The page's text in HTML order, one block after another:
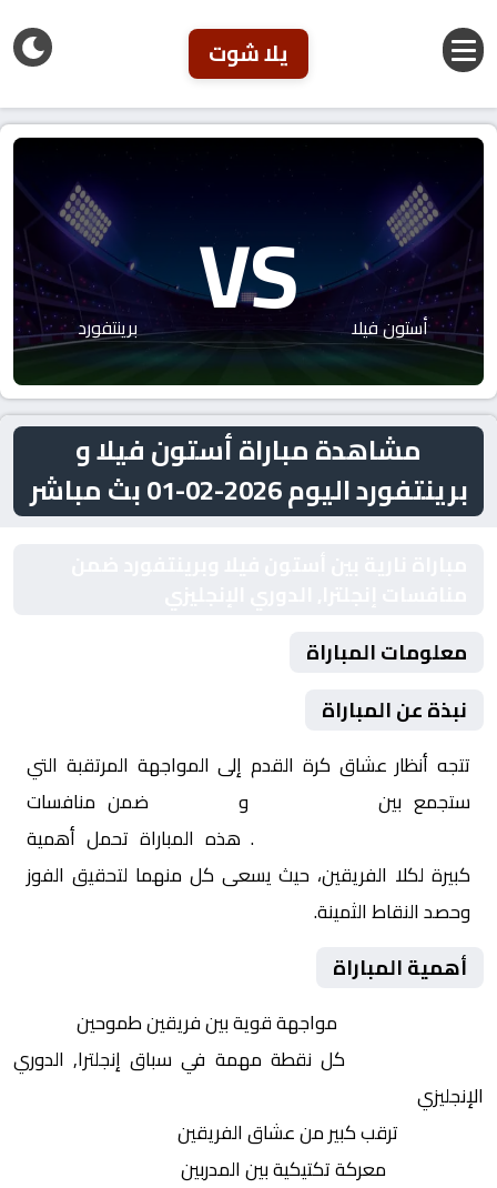
يلا شوت
أستون فيلا VS برينتفورد
مشاهدة مباراة أستون فيلا و
برينتفورد اليوم 2026-02-01 بث مباشر
معلومات المباراة
نبذة عن المباراة
تتجه أنظار عشاق كرة القدم إلى المواجهة المرتقبة التي
ستجمع بين
وبرينتفورد
ضمن منافسات
. هذه المباراة تحمل أهمية
كبيرة لكلا الفريقين، حيث يسعى كل منهما لتحقيق الفوز
وحصد النقاط الثمينة.
أهمية المباراة
مواجهة قوية بين فريقين طموحين
كل نقطة مهمة في سباق إنجلترا, الدوري
الإنجليزي
ترقب كبير من عشاق الفريقين
معركة تكتيكية بين المدربين